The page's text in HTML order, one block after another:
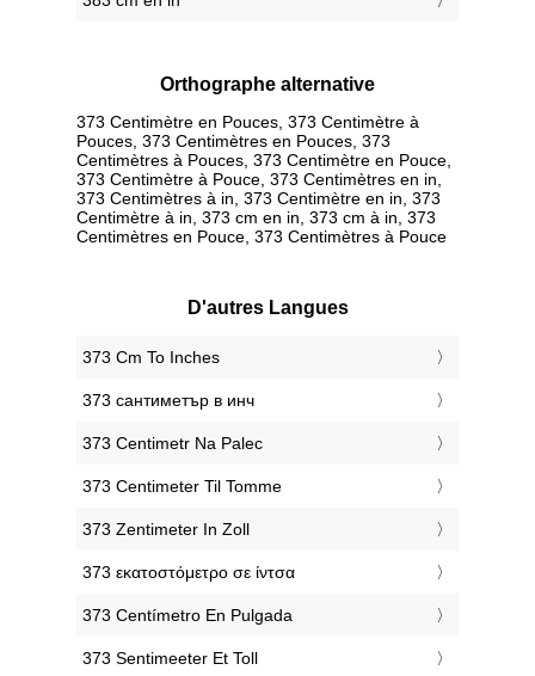
Orthographe alternative
373 Centimètre en Pouces, 373 Centimètre à
Pouces, 373 Centimètres en Pouces, 373
Centimètres à Pouces, 373 Centimètre en Pouce,
373 Centimètre à Pouce, 373 Centimètres en in,
373 Centimètres à in, 373 Centimètre en in, 373
Centimètre à in, 373 cm en in, 373 cm à in, 373
Centimètres en Pouce, 373 Centimètres à Pouce
D'autres Langues
‎373 Cm To Inches
‎373 сантиметър в инч
‎373 Centimetr Na Palec
‎373 Centimeter Til Tomme
‎373 Zentimeter In Zoll
‎373 εκατοστόμετρο σε ίντσα
‎373 Centímetro En Pulgada
‎373 Sentimeeter Et Toll